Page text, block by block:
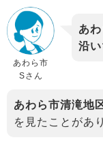
あわら市
Sさん
あ
沿い
あわら市清滝地
を見たことがあ